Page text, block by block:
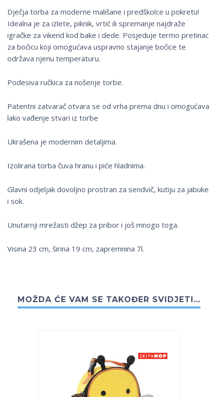
Dječja torba za moderne mališane i predškolce u pokretu!
Idealna je za izlete, piknik, vrtić ili spremanje najdraže
igračke za vikend kod bake i dede. Posjeduje termo pretinac
za bočicu koji omogućava uspravno stajanje bočice te
održava njenu temperaturu.
Podesiva ručkica za nošenje torbe.
Patentni zatvarač otvara se od vrha prema dnu i omogućava
lako vađenje stvari iz torbe
Ukrašena je modernim detaljima.
Izolirana torba čuva hranu i piće hladnima.
Glavni odjeljak dovoljno prostran za sendvič, kutiju za jabuke
i sok.
Unutarnji mrežasti džep za pribor i još mnogo toga.
Visina 23 cm, širina 19 cm, zapremnina 7l.
MOŽDA ĆE VAM SE TAKOĐER SVIDJETI…